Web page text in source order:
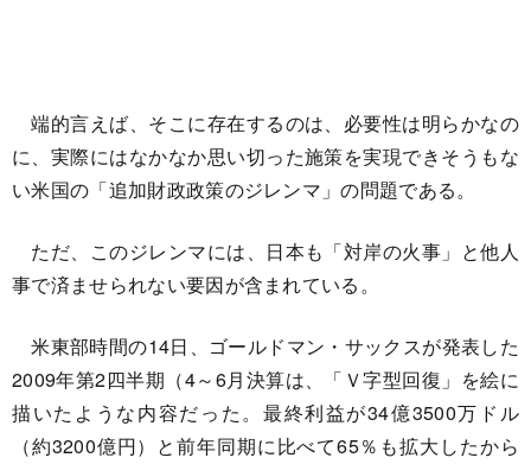
端的言えば、そこに存在するのは、必要性は明らかなの
に、実際にはなかなか思い切った施策を実現できそうもな
い米国の「追加財政政策のジレンマ」の問題である。
ただ、このジレンマには、日本も「対岸の火事」と他人
事で済ませられない要因が含まれている。
米東部時間の14日、ゴールドマン・サックスが発表した
2009年第2四半期（4～6月決算は、「Ｖ字型回復」を絵に
描いたような内容だった。最終利益が34億3500万ドル
（約3200億円）と前年同期に比べて65％も拡大したから